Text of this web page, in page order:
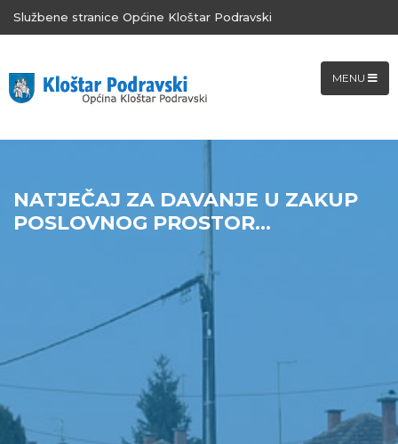
Službene stranice Općine Kloštar Podravski
MENU
NATJEČAJ ZA DAVANJE U ZAKUP
POSLOVNOG PROSTOR...